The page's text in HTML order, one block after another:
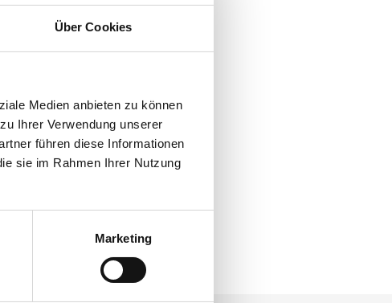
Über Cookies
Medien anbieten zu können
Ihrer Verwendung unserer
führen diese Informationen
sie im Rahmen Ihrer Nutzung
Marketing